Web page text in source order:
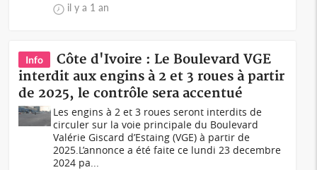
il y a 1 an
Info
Côte d'Ivoire : Le Boulevard VGE
interdit aux engins à 2 et 3 roues à partir
de 2025, le contrôle sera accentué
Les engins à 2 et 3 roues seront interdits de
circuler sur la voie principale du Boulevard
Valérie Giscard d’Estaing (VGE) à partir de
2025.L’annonce a été faite ce lundi 23 decembre
2024 pa...